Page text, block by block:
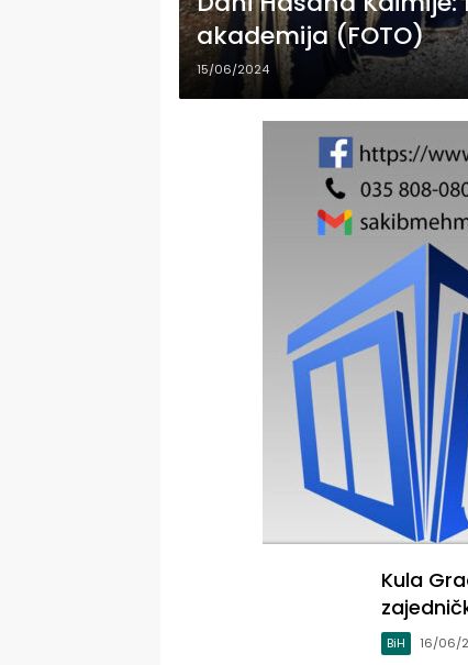
akademija (FOTO)
15/06/2024
Kula
BiH 16/06/